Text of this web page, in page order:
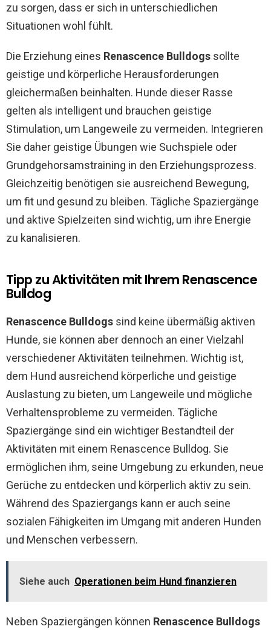
zu sorgen, dass er sich in unterschiedlichen
Situationen wohl fühlt.
Die Erziehung eines Renascence Bulldogs sollte
geistige und körperliche Herausforderungen
gleichermaßen beinhalten. Hunde dieser Rasse
gelten als intelligent und brauchen geistige
Stimulation, um Langeweile zu vermeiden. Integrieren
Sie daher geistige Übungen wie Suchspiele oder
Grundgehorsamstraining in den Erziehungsprozess.
Gleichzeitig benötigen sie ausreichend Bewegung,
um fit und gesund zu bleiben. Tägliche Spaziergänge
und aktive Spielzeiten sind wichtig, um ihre Energie
zu kanalisieren.
Tipp zu Aktivitäten mit Ihrem Renascence
Bulldog
Renascence Bulldogs sind keine übermäßig aktiven
Hunde, sie können aber dennoch an einer Vielzahl
verschiedener Aktivitäten teilnehmen. Wichtig ist,
dem Hund ausreichend körperliche und geistige
Auslastung zu bieten, um Langeweile und mögliche
Verhaltensprobleme zu vermeiden. Tägliche
Spaziergänge sind ein wichtiger Bestandteil der
Aktivitäten mit einem Renascence Bulldog. Sie
ermöglichen ihm, seine Umgebung zu erkunden, neue
Gerüche zu entdecken und körperlich aktiv zu sein.
Während des Spaziergangs kann er auch seine
sozialen Fähigkeiten im Umgang mit anderen Hunden
und Menschen verbessern.
Siehe auch Operationen beim Hund finanzieren
Neben Spaziergängen können Renascence Bulldogs